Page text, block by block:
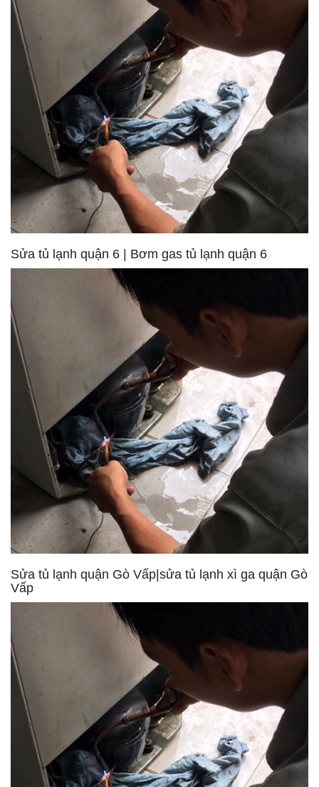
Sửa tủ lạnh quận 6 | Bơm gas tủ lạnh quận 6
Sửa tủ lạnh quận Gò Vấp|sửa tủ lạnh xì ga quận Gò
Vấp